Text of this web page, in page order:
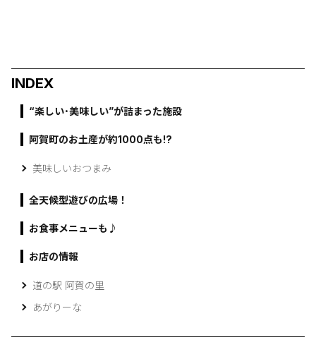
INDEX
“楽しい･美味しい”が詰まった施設
阿賀町のお土産が約1000点も!?
美味しいおつまみ
全天候型遊びの広場！
お食事メニューも♪
お店の情報
道の駅 阿賀の里
あがりーな